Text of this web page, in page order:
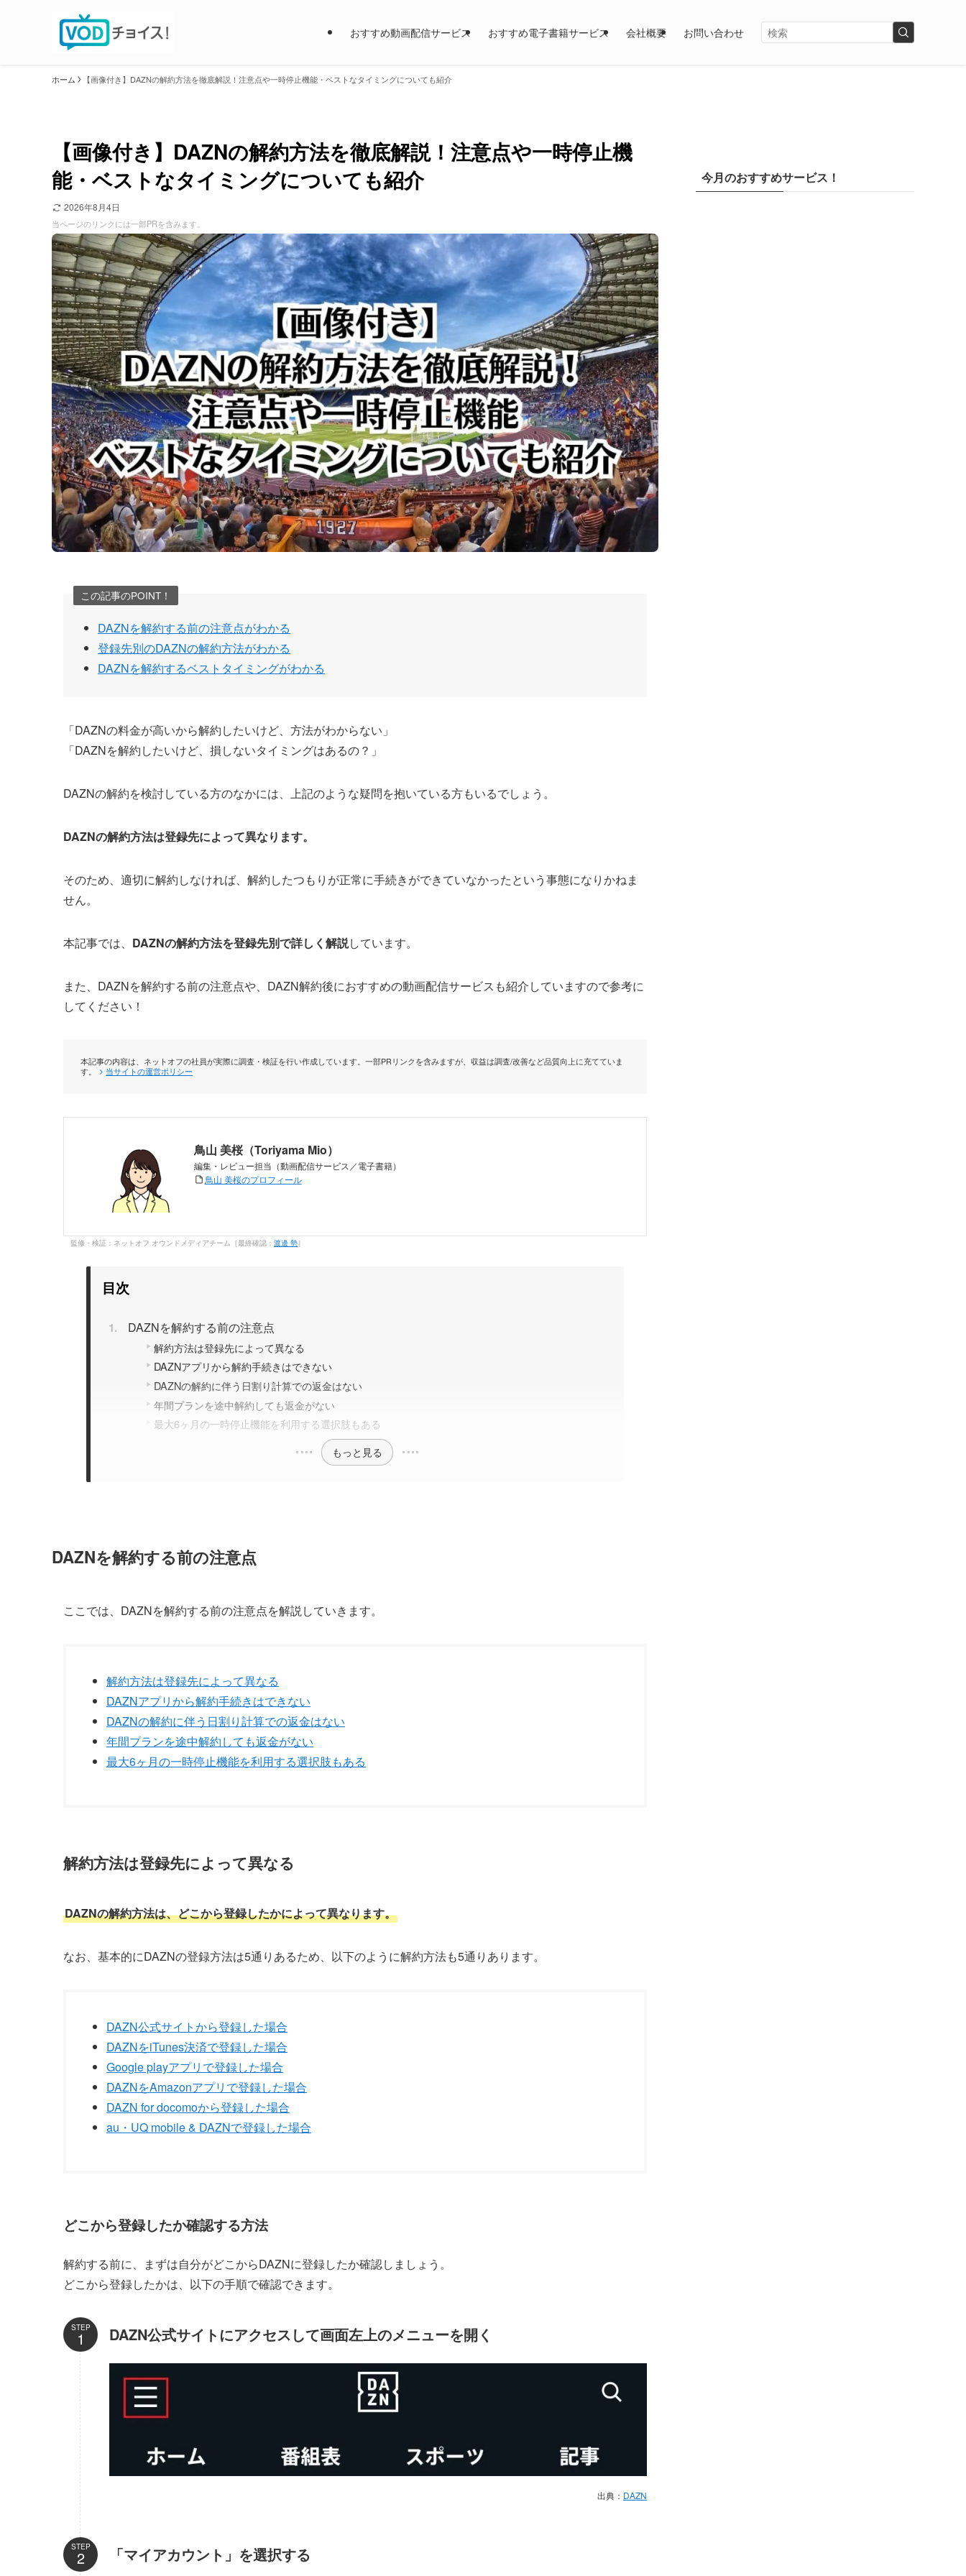
おすすめ動画配信サービス おすすめ電子書籍サービス 会社概要 お問い合わせ
ホーム 【画像付き】DAZNの解約方法を徹底解説！注意点や一時停止機能・ベストなタイミングについても紹介
【画像付き】DAZNの解約方法を徹底解説！注意点や一時停止機
能・ベストなタイミングについても紹介
2026年8月4日
当ページのリンクには一部PRを含みます。
この記事のPOINT！
DAZNを解約する前の注意点がわかる
登録先別のDAZNの解約方法がわかる
DAZNを解約するベストタイミングがわかる
「DAZNの料金が高いから解約したいけど、方法がわからない」
「DAZNを解約したいけど、損しないタイミングはあるの？」
DAZNの解約を検討している方のなかには、上記のような疑問を抱いている方もいるでしょう。
DAZNの解約方法は登録先によって異なります。
そのため、適切に解約しなければ、解約したつもりが正常に手続きができていなかったという事態になりかねま
せん。
本記事では、 DAZNの解約方法を登録先別で詳しく解説しています。
また、DAZNを解約する前の注意点や、DAZN解約後におすすめの動画配信サービスも紹介していますので参考に
してください！
本記事の内容は、ネットオフの社員が実際に調査・検証を行い作成しています。一部PRリンクを含みますが、収益は調査/改善など品質向上に充てていま
す。
当サイトの運営ポリシー
鳥山 美桜（Toriyama Mio）
編集・レビュー担当（動画配信サービス／電子書籍）
鳥山 美桜のプロフィール
監修・検証：ネットオフ オウンドメディアチーム［最終確認： 渡邊 勢］
目次
DAZNを解約する前の注意点
解約方法は登録先によって異なる
DAZNアプリから解約手続きはできない
DAZNの解約に伴う日割り計算での返金はない
年間プランを途中解約しても返金がない
最大6ヶ月の一時停止機能を利用する選択肢もある
もっと見る
DAZNを解約する前の注意点
ここでは、DAZNを解約する前の注意点を解説していきます。
解約方法は登録先によって異なる
DAZNアプリから解約手続きはできない
DAZNの解約に伴う日割り計算での返金はない
年間プランを途中解約しても返金がない
最大6ヶ月の一時停止機能を利用する選択肢もある
解約方法は登録先によって異なる
DAZNの解約方法は、どこから登録したかによって異なります。
なお、基本的にDAZNの登録方法は5通りあるため、以下のように解約方法も5通りあります。
DAZN公式サイトから登録した場合
DAZNをiTunes決済で登録した場合
Google playアプリで登録した場合
DAZNをAmazonアプリで登録した場合
DAZN for docomoから登録した場合
au・UQ mobile & DAZNで登録した場合
どこから登録したか確認する方法
解約する前に、まずは自分がどこからDAZNに登録したか確認しましょう。
どこから登録したかは、以下の手順で確認できます。
STEP DAZN公式サイトにアクセスして画面左上のメニューを開く
出典： DAZN
STEP 「マイアカウント」を選択する
今月のおすすめサービス！